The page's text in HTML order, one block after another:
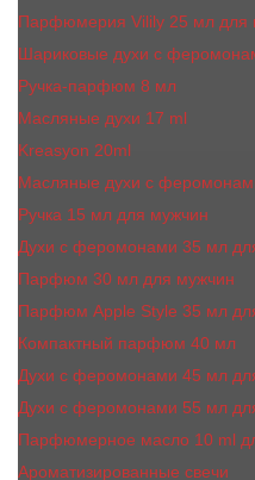
Парфюмерия Vilily 25 мл для
Шариковые духи с
Ручка-парфюм 8 мл
Масляные духи 17 ml
Kreasyon 20ml
Масляные духи c
Ручка 15 мл для мужчин
Духи с феромонами 35 мл
Парфюм 30 мл для мужчин
Парфюм Apple Style 35 мл
Компактный парфюм 40 мл
Духи с феромонами 45 мл
Духи с феромонами 55 мл
Парфюмерное масло 10 ml
Ароматизированные свечи